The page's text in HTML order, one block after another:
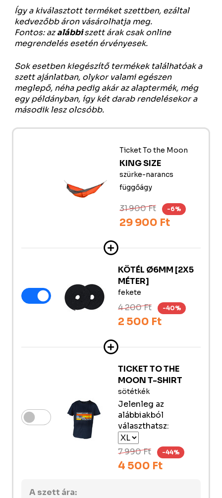
Így a kiválasztott terméket szettben, ezáltal
kedvezőbb áron vásárolhatja meg.
Fontos: azalábbiszett árak csak online
megrendelés esetén érvényesek.
Sok esetben kiegészítő termékek találhatóak a
szett ajánlatban, olykor valami egészen
meglepő, néha pedig akár az alaptermék, még
egy példányban, így két darab rendelésekor a
második lesz olcsóbb.
Ticket To the Moon
KING SIZE
szürke-narancs
függőágy
31 900 Ft -6%
29 900 Ft
KÖTÉL Ø6MM [2X5
MÉTER]
fekete
4 200 Ft -40%
2 500 Ft
TICKET TO THE
MOON T-SHIRT
sötétkék
Jelenleg az
alábbiakból
választhatsz:
7 990 Ft -44%
4 500 Ft
A szett ára: